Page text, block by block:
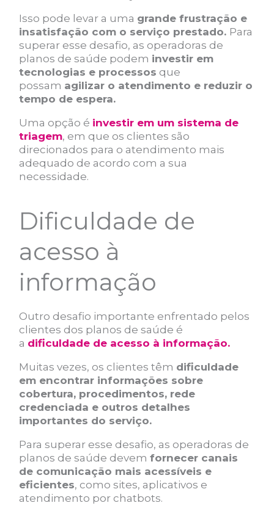
Isso pode levar a uma grande frustração e
insatisfação com o serviço prestado. Para
superar esse desafio, as operadoras de
planos de saúde podem investir em
tecnologias e processos que
possam agilizar o atendimento e reduzir o
tempo de espera.
Uma opção é investir em um sistema de
triagem, em que os clientes são
direcionados para o atendimento mais
adequado de acordo com a sua
necessidade.
Dificuldade de
acesso à
informação
Outro desafio importante enfrentado pelos
clientes dos planos de saúde é
a dificuldade de acesso à informação.
Muitas vezes, os clientes têm dificuldade
em encontrar informações sobre
cobertura, procedimentos, rede
credenciada e outros detalhes
importantes do serviço.
Para superar esse desafio, as operadoras de
planos de saúde devemfornecer canais
de comunicação mais acessíveis e
eficientes, como sites, aplicativos e
atendimento por chatbots.